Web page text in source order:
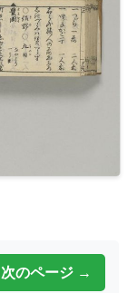
次のページ →